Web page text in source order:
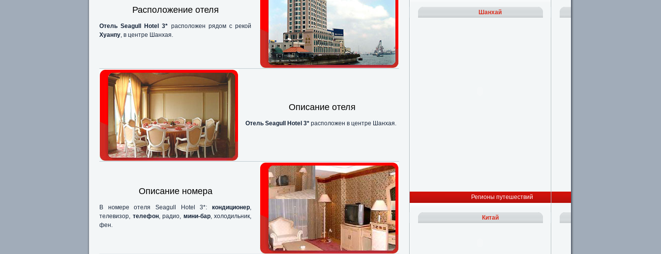
Расположение отеля
Отель Seagull Hotel 3* расположен рядом с рекой
Хуанпу, в центре Шанхая.
Описание отеля
Отель Seagull Hotel 3* расположен в центре Шанхая.
Описание номера
В номере отеля Seagull Hotel 3*: кондиционер,
телевизор, телефон, радио, мини-бар, холодильник,
фен.
Шанхай
Регионы путешествий
Китай